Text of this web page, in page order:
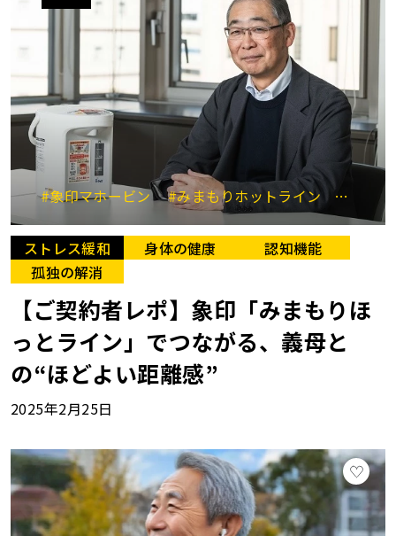
#象印マホービン #みまもりホットライン #高齢
ストレス緩和 身体の健康
認知機能
孤独の解消
【ご契約者レポ】象印「みまもりほ
っとライン」でつながる、義母と
の“ほどよい距離感”
2025年2月25日